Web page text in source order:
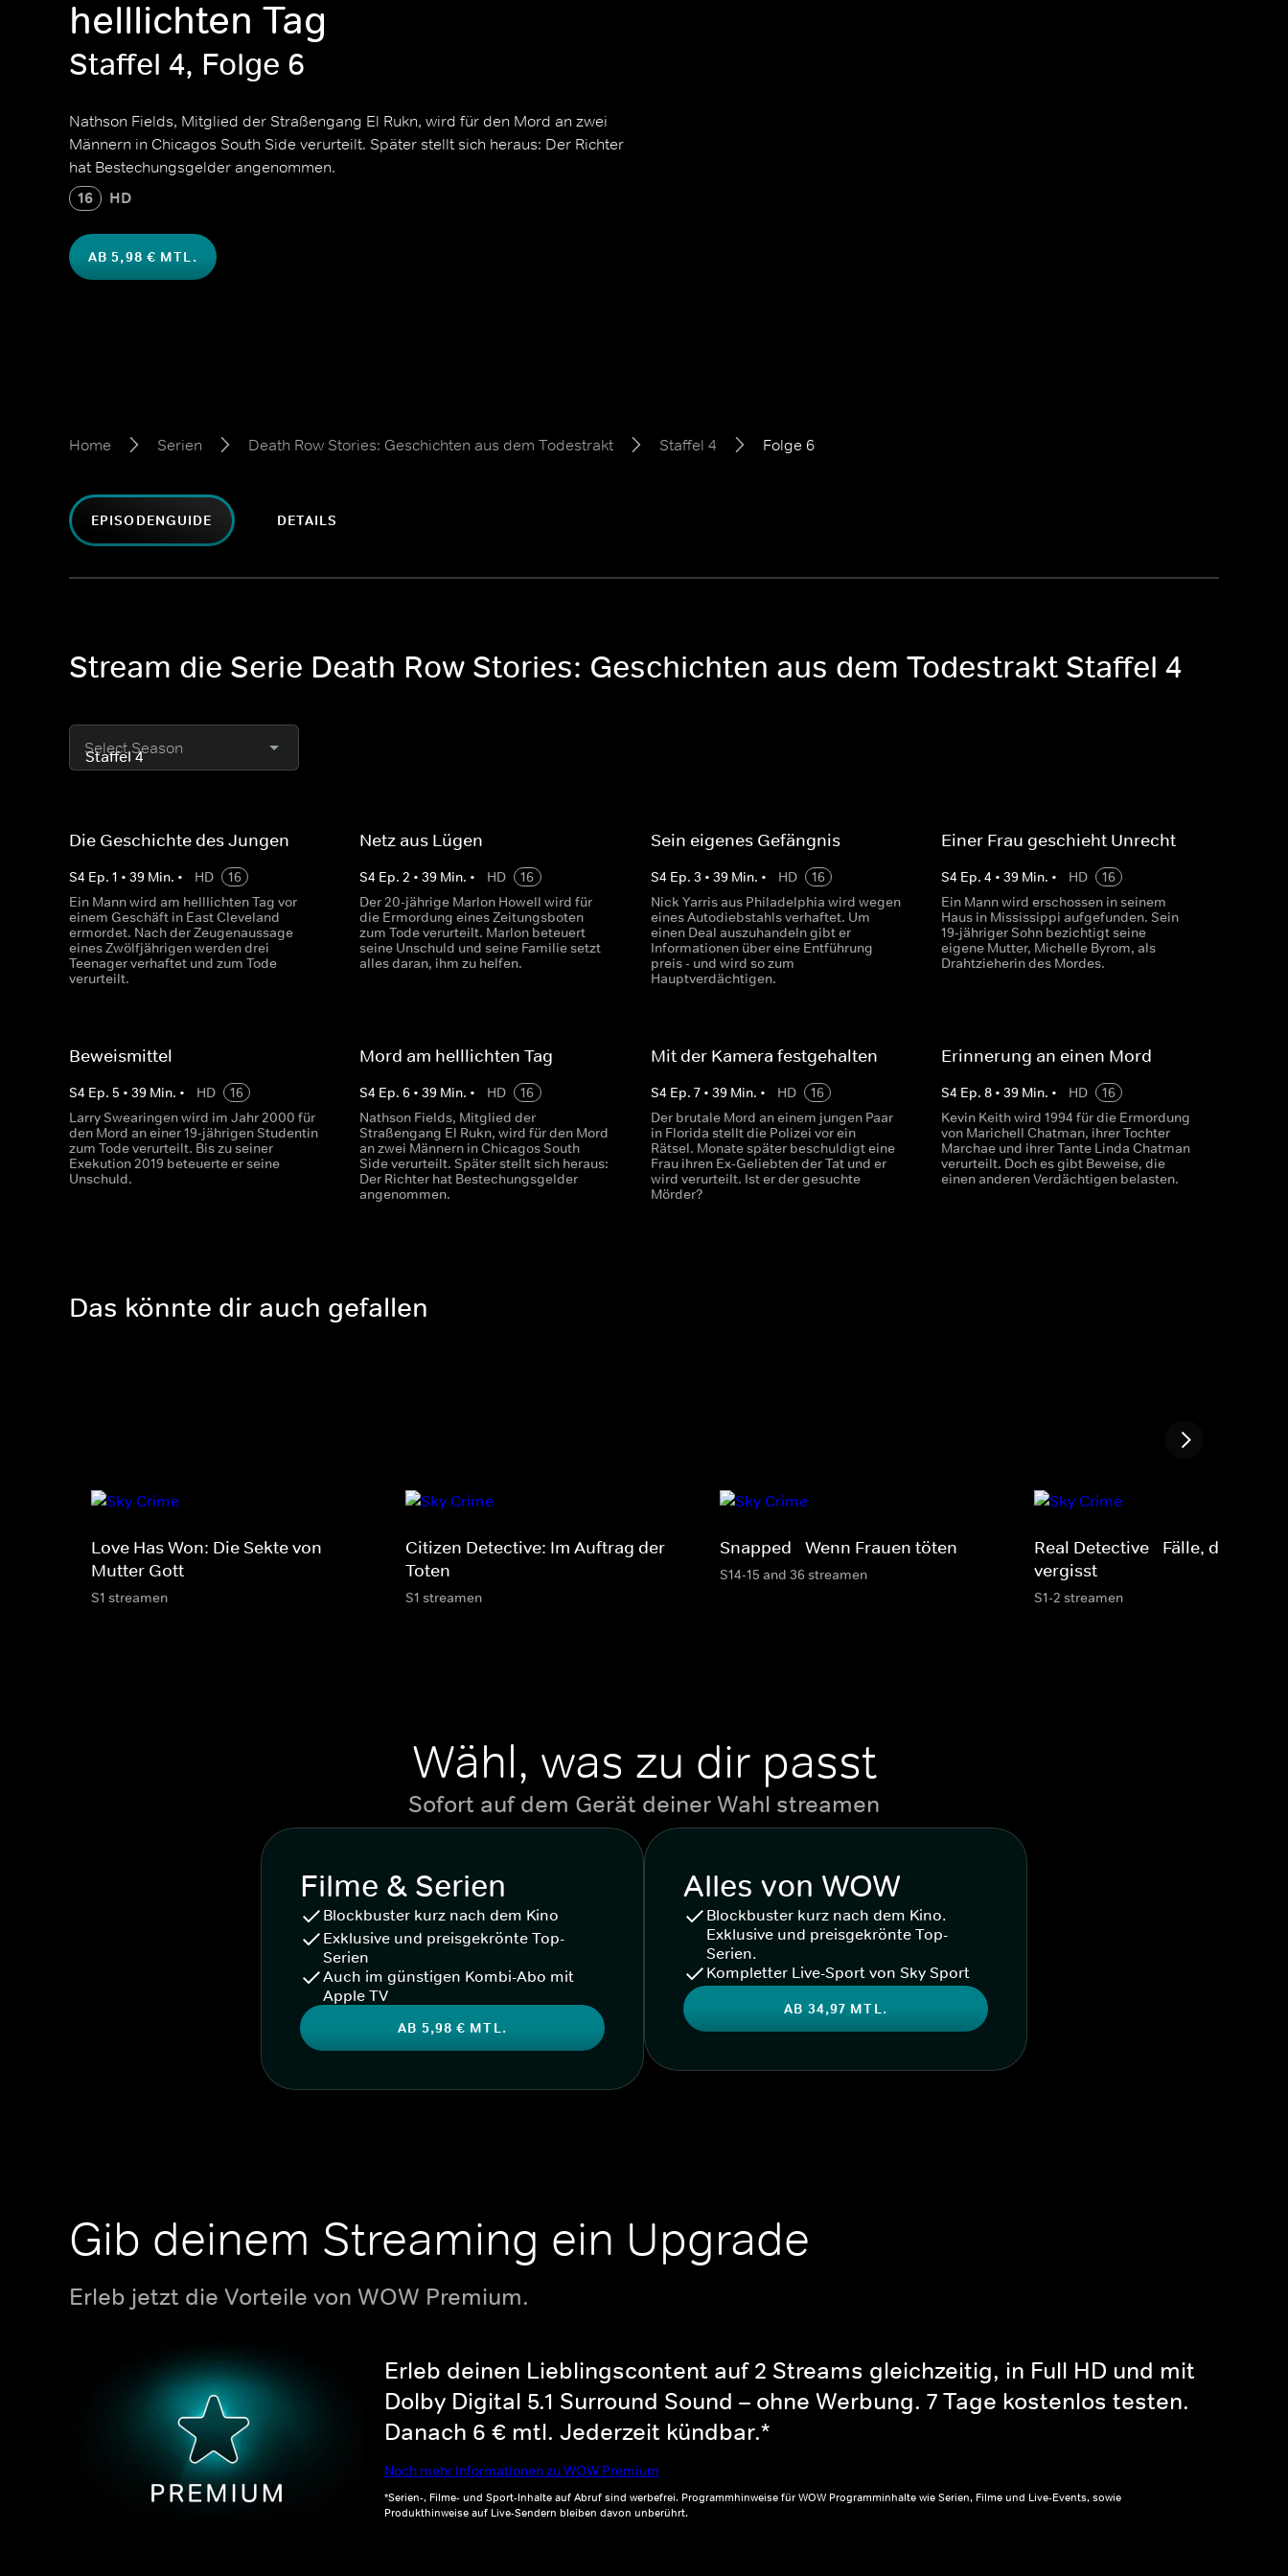
helllichten Tag
Staffel 4, Folge 6
Nathson Fields, Mitglied der Straßengang El Rukn, wird für den Mord an zwei
Männern in Chicagos South Side verurteilt. Später stellt sich heraus: Der Richter
hat Bestechungsgelder angenommen.
16 HD
AB 5,98 € MTL.
Home Serien Death Row Stories: Geschichten aus dem Todestrakt Staffel 4 Folge 6
EPISODENGUIDE DETAILS
Stream die Serie Death Row Stories: Geschichten aus dem Todestrakt Staffel 4
Select Season
Die Geschichte des Jungen
S4 Ep. 1 • 39 Min. • HD
16
Ein Mann wird am helllichten Tag vor
einem Geschäft in East Cleveland
ermordet. Nach der Zeugenaussage
eines Zwölfjährigen werden drei
Teenager verhaftet und zum Tode
verurteilt.
Netz aus Lügen
S4 Ep.2 •39 Min. • HD
16
Der 20-jährige Marlon Howell wird für
die Ermordung eines Zeitungsboten
zum Tode verurteilt. Marlon beteuert
seine Unschuld und seine Familie setzt
alles daran, ihm zu helfen.
Sein eigenes Gefängnis
S4 Ep. 3 • 39Min. • HD
16
Nick Yarris aus Philadelphia wird wegen
eines Autodiebstahls verhaftet. Um
einen Deal auszuhandeln gibt er
Informationen über eine Entführung
preis - und wird so zum
Hauptverdächtigen.
Einer Frau geschieht Unrecht
S4 Ep. 4 • 39Min. • HD
16
Ein Mann wird erschossen in seinem
Haus in Mississippi aufgefunden. Sein
19-jähriger Sohn bezichtigt seine
eigene Mutter, Michelle Byrom, als
Drahtzieherin des Mordes.
Beweismittel
S4 Ep. 5 • 39 Min. • HD
16
Larry Swearingen wird im Jahr 2000 für
den Mord an einer 19-jährigen Studentin
zum Tode verurteilt. Bis zu seiner
Exekution 2019 beteuerte er seine
Unschuld.
Mord am helllichten Tag
S4 Ep.6 •39 Min. • HD
16
Nathson Fields, Mitglied der
Straßengang El Rukn, wird für den Mord
an zwei Männern in Chicagos South
Side verurteilt. Später stellt sich heraus:
Der Richter hat Bestechungsgelder
angenommen.
Mit der Kamera festgehalten
S4 Ep. 7• 39Min. • HD
16
Der brutale Mord an einem jungen Paar
in Florida stellt die Polizei vor ein
Rätsel. Monate später beschuldigt eine
Frau ihren Ex-Geliebten der Tat und er
wird verurteilt. Ist er der gesuchte
Mörder?
Erinnerung an einen Mord
S4 Ep. 8• 39Min. • HD
16
Kevin Keith wird 1994 für die Ermordung
von Marichell Chatman, ihrer Tochter
Marchae und ihrer Tante Linda Chatman
verurteilt. Doch es gibt Beweise, die
einen anderen Verdächtigen belasten.
Das könnte dir auch gefallen
Love Has Won: Die Sekte von
Mutter Gott
S1 streamen
Citizen Detective: Im Auftrag der
Toten
S1 streamen
Snapped - Wenn Frauen töten
S14-15 and 36 streamen
Real Detective - Fälle, die man
vergisst
S1-2 streamen
Wähl, was zu dir passt
Sofort auf dem Gerät deiner Wahl streamen
Filme & Serien
Blockbuster kurz nach dem Kino
Exklusive und preisgekrönte Top-
Serien
Auch im günstigen Kombi-Abo mit
Apple TV
AB 5,98 € MTL.
Alles von WOW
Blockbuster kurz nach dem Kino.
Exklusive und preisgekrönte Top-
Serien.
Kompletter Live-Sport von Sky Sport
AB 34,97 MTL.
Gib deinem Streaming ein Upgrade
Erleb jetzt die Vorteile von WOW Premium.
Erleb deinen Lieblingscontent auf 2 Streams gleichzeitig, in Full HD und mit
Dolby Digital 5.1 Surround Sound – ohne Werbung. 7 Tage kostenlos testen.
Danach 6 € mtl. Jederzeit kündbar.*
Noch mehr Informationen zu WOW Premium
*Serien-, Filme- und Sport-Inhalte auf Abruf sind werbefrei. Programmhinweise für WOW Programminhalte wie Serien, Filme und Live-Events, sowie
Produkthinweise auf Live-Sendern bleiben davon unberührt.